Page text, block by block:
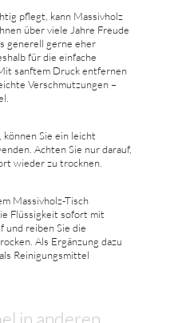
pflegt, kann Massivholz
über viele Jahre Freude
generell gerne eher
für die einfache
sanftem Druck entfernen
Verschmutzungen –
Sie ein leicht
Achten Sie nur darauf,
wieder zu trocknen.
Massivholz-Tisch
Flüssigkeit sofort mit
und reiben Sie die
Als Ergänzung dazu
Reinigungsmittel
in anderen